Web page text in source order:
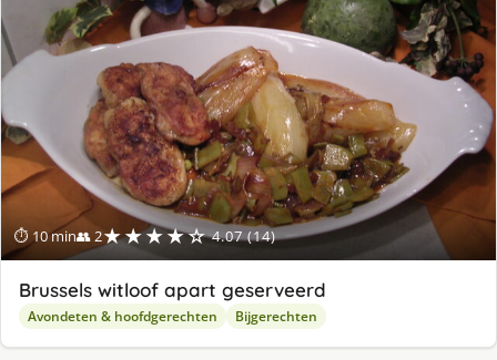
⏱ 10 min👥 2★★★★☆ 4.07 (14)
Brussels witloof apart geserveerd
Avondeten & hoofdgerechten Bijgerechten